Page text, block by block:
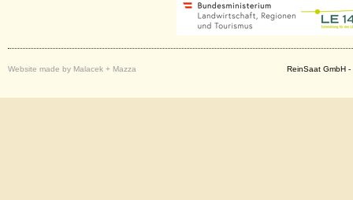
Website made by Malacek + Mazza ReinSaat GmbH